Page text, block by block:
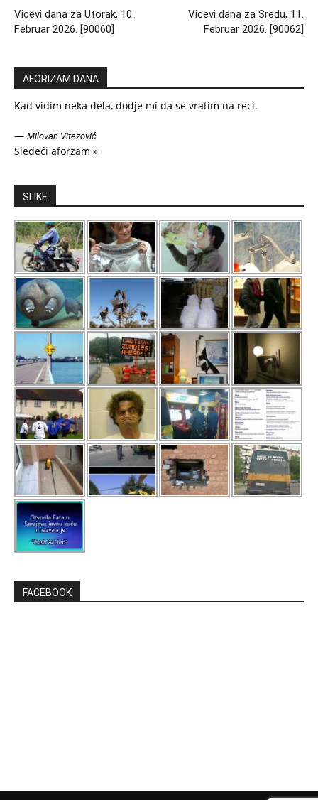
Vicevi dana za Utorak, 10.
Februar 2026. [90060]
Vicevi dana za Sredu, 11.
Februar 2026. [90062]
AFORIZAM DANA
Kad vidim neka dela, dodje mi da se vratim na reci.
— Milovan Vitezović
Sledeći aforzam »
SLIKE
FACEBOOK